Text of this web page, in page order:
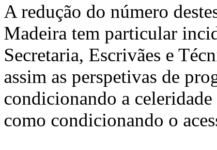
A redução do número
Madeira tem particular
Secretaria, Escrivães e
assim as perspetivas de
condicionando a
como condicionando o